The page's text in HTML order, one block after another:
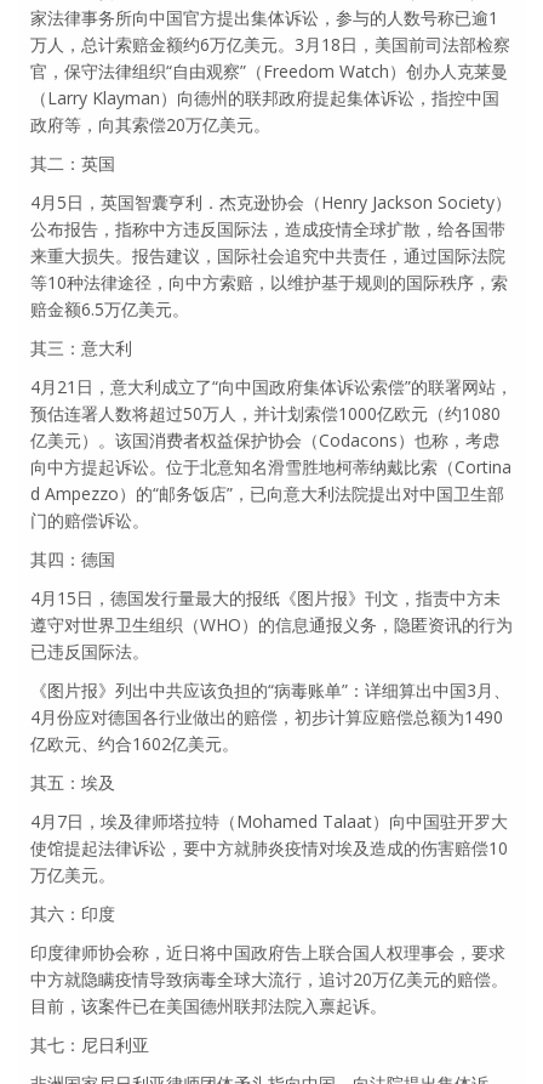
家法律事务所向中国官方提出集体诉讼，参与的人数号称已逾1
万人，总计索赔金额约6万亿美元。3月18日，美国前司法部检察
官，保守法律组织“自由观察”（Freedom Watch）创办人克莱曼
（Larry Klayman）向德州的联邦政府提起集体诉讼，指控中国
政府等，向其索偿20万亿美元。
其二：英国
4月5日，英国智囊亨利．杰克逊协会（Henry Jackson Society）
公布报告，指称中方违反国际法，造成疫情全球扩散，给各国带
来重大损失。报告建议，国际社会追究中共责任，通过国际法院
等10种法律途径，向中方索赔，以维护基于规则的国际秩序，索
赔金额6.5万亿美元。
其三：意大利
4月21日，意大利成立了“向中国政府集体诉讼索偿”的联署网站，
预估连署人数将超过50万人，并计划索偿1000亿欧元（约1080
亿美元）。该国消费者权益保护协会（Codacons）也称，考虑
向中方提起诉讼。位于北意知名滑雪胜地柯蒂纳戴比索（Cortina
d Ampezzo）的“邮务饭店”，已向意大利法院提出对中国卫生部
门的赔偿诉讼。
其四：德国
4月15日，德国发行量最大的报纸《图片报》刊文，指责中方未
遵守对世界卫生组织（WHO）的信息通报义务，隐匿资讯的行为
已违反国际法。
《图片报》列出中共应该负担的“病毒账单”：详细算出中国3月、
4月份应对德国各行业做出的赔偿，初步计算应赔偿总额为1490
亿欧元、约合1602亿美元。
其五：埃及
4月7日，埃及律师塔拉特（Mohamed Talaat）向中国驻开罗大
使馆提起法律诉讼，要中方就肺炎疫情对埃及造成的伤害赔偿10
万亿美元。
其六：印度
印度律师协会称，近日将中国政府告上联合国人权理事会，要求
中方就隐瞒疫情导致病毒全球大流行，追讨20万亿美元的赔偿。
目前，该案件已在美国德州联邦法院入禀起诉。
其七：尼日利亚